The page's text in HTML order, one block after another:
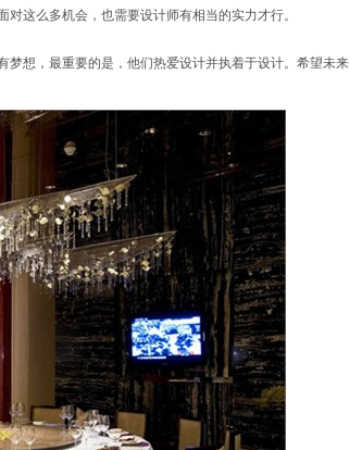
这么多机会，也需要设计师有相当的实力才行。
想，最重要的是，他们热爱设计并执着于设计。希望未来